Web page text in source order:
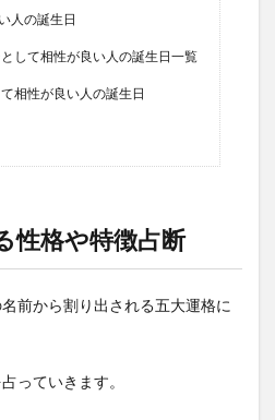
人の誕生日
して相性が良い人の誕生日一覧
相性が良い人の誕生日
性格や特徴占断
前から割り出される五大運格に
っていきます。